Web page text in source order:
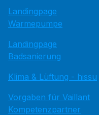
Landingpage
Wärmepumpe
Landingpage
Badsanierung
Klima & Lüftung - hissu
Vorgaben für Vaillant
Kompetenzpartner